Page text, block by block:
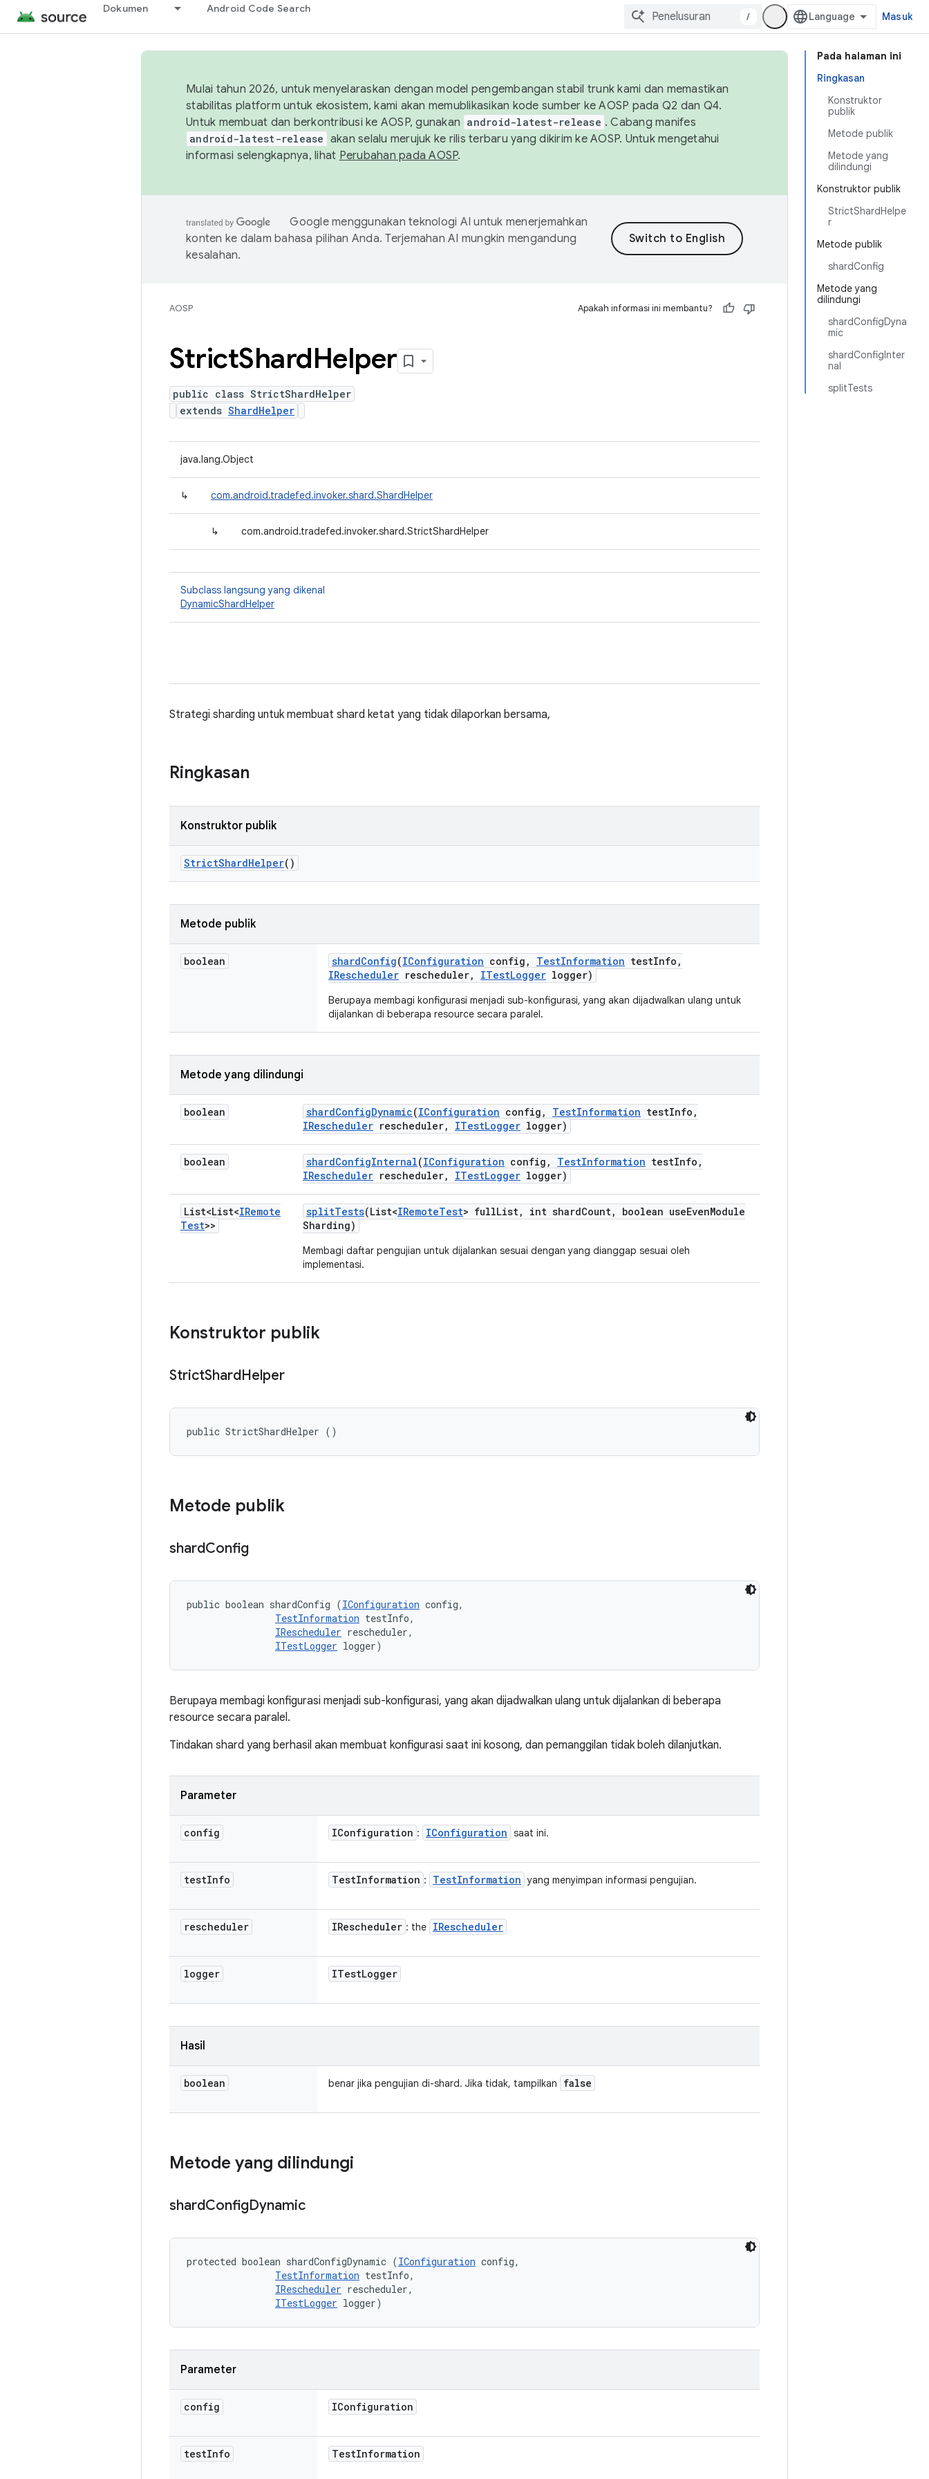
Dokumen Android Code Search
/ Masuk
Pada halaman ini
Ringkasan
Konstruktor
publik
Metode publik
Metode yang
dilindungi
Konstruktor publik
StrictShardHelpe
r
Metode publik
shardConfig
Metode yang
dilindungi
shardConfigDyna
mic
shardConfigInter
nal
splitTests
Mulai tahun 2026, untuk menyelaraskan dengan model pengembangan stabil trunk kami dan memastikan
stabilitas platform untuk ekosistem, kami akan memublikasikan kode sumber ke AOSP pada Q2 dan Q4.
Untuk membuat dan berkontribusi ke AOSP, gunakan android-latest-release . Cabang manifes
android-latest-release akan selalu merujuk ke rilis terbaru yang dikirim ke AOSP. Untuk mengetahui
informasi selengkapnya, lihat Perubahan pada AOSP.
Google menggunakan teknologi AI untuk menerjemahkan
konten ke dalam bahasa pilihan Anda. Terjemahan AI mungkin mengandung
kesalahan.
AOSP Apakah informasi ini membantu?
StrictShardHelper
public class StrictShardHelper
extends ShardHelper
java.lang.Object
↳ com.android.tradefed.invoker.shard.ShardHelper
↳ com.android.tradefed.invoker.shard.StrictShardHelper
Subclass langsung yang dikenal
DynamicShardHelper
Strategi sharding untuk membuat shard ketat yang tidak dilaporkan bersama,
Ringkasan
Konstruktor publik
StrictShardHelper()
Metode publik
boolean shardConfig(IConfiguration config , TestInformation testInfo ,
IRescheduler rescheduler, ITestLogger logger)
Berupaya membagi konfigurasi menjadi sub-konfigurasi, yang akan dijadwalkan ulang untuk
dijalankan di beberapa resource secara paralel.
Metode yang dilindungi
boolean shardConfigDynamic(IConfiguration config , TestInformation testInfo ,
IRescheduler rescheduler, ITestLogger logger)
boolean shardConfigInternal(IConfiguration config , TestInformation testInfo ,
IRescheduler rescheduler, ITestLogger logger)
List<List<IRemote
Test>>
splitTests(List<IRemoteTest> fullList, int shardCount, boolean useEvenModule
Sharding)
Membagi daftar pengujian untuk dijalankan sesuai dengan yang dianggap sesuai oleh
implementasi.
Konstruktor publik
StrictShardHelper
public StrictShardHelper ()
Metode publik
shardConfig
public boolean shardConfig (IConfiguration config,
TestInformation testInfo,
IRescheduler rescheduler,
ITestLogger logger)
Berupaya membagi konfigurasi menjadi sub-konfigurasi, yang akan dijadwalkan ulang untuk dijalankan di beberapa
resource secara paralel.
Tindakan shard yang berhasil akan membuat konfigurasi saat ini kosong, dan pemanggilan tidak boleh dilanjutkan.
Parameter
config IConfiguration : IConfiguration saat ini.
testInfo TestInformation : TestInformation yang menyimpan informasi pengujian.
rescheduler IRescheduler : the IRescheduler
logger ITestLogger
Hasil
boolean benar jika pengujian di-shard. Jika tidak, tampilkan false
Metode yang dilindungi
shardConfigDynamic
protected boolean shardConfigDynamic (IConfiguration config,
TestInformation testInfo,
IRescheduler rescheduler,
ITestLogger logger)
Parameter
config IConfiguration
testInfo TestInformation